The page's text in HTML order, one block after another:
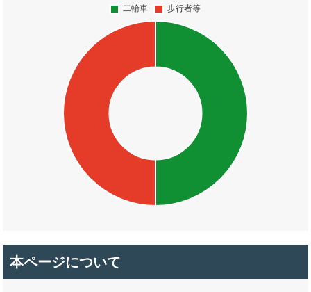
本ページについて